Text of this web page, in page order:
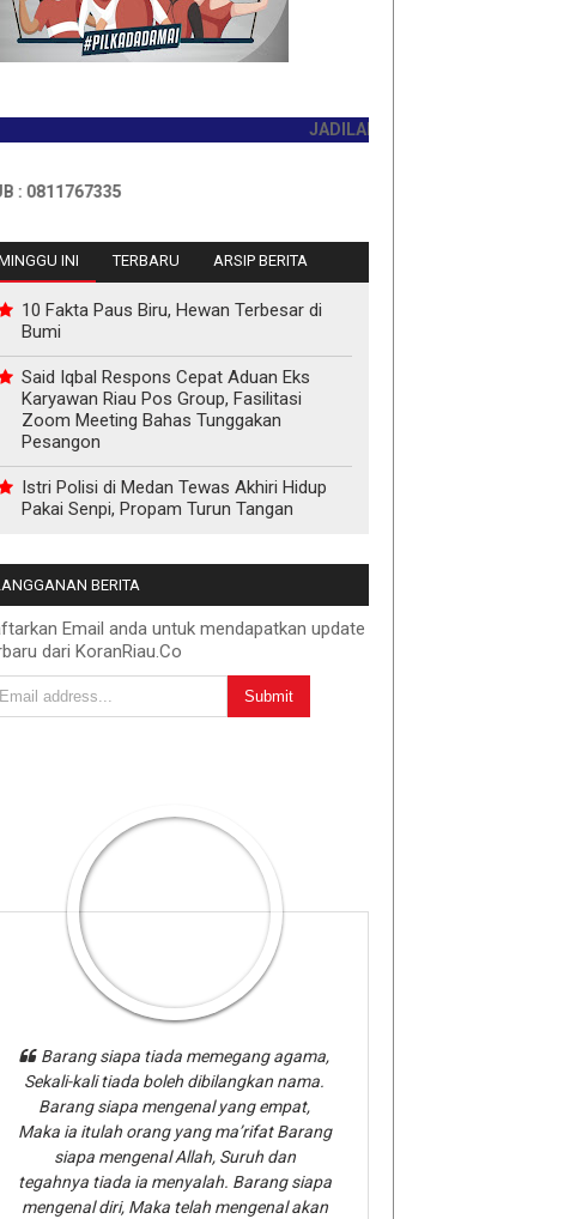
JADILAH PEMBACA PERTAMA HARI INI
INI TERBARU ARSIP BERITA
10 Fakta Paus Biru, Hewan Terbesar di
Bumi
Said Iqbal Respons Cepat Aduan Eks
Karyawan Riau Pos Group, Fasilitasi
Zoom Meeting Bahas Tunggakan
Pesangon
Istri Polisi di Medan Tewas Akhiri Hidup
Pakai Senpi, Propam Turun Tangan
BERITA
Email anda untuk mendapatkan update
dari KoranRiau.Co
Barang siapa tiada memegang agama,
Sekali-kali tiada boleh dibilangkan nama.
Barang siapa mengenal yang empat,
Maka ia itulah orang yang ma’rifat Barang
siapa mengenal Allah, Suruh dan
tegahnya tiada ia menyalah. Barang siapa
mengenal diri, Maka telah mengenal akan